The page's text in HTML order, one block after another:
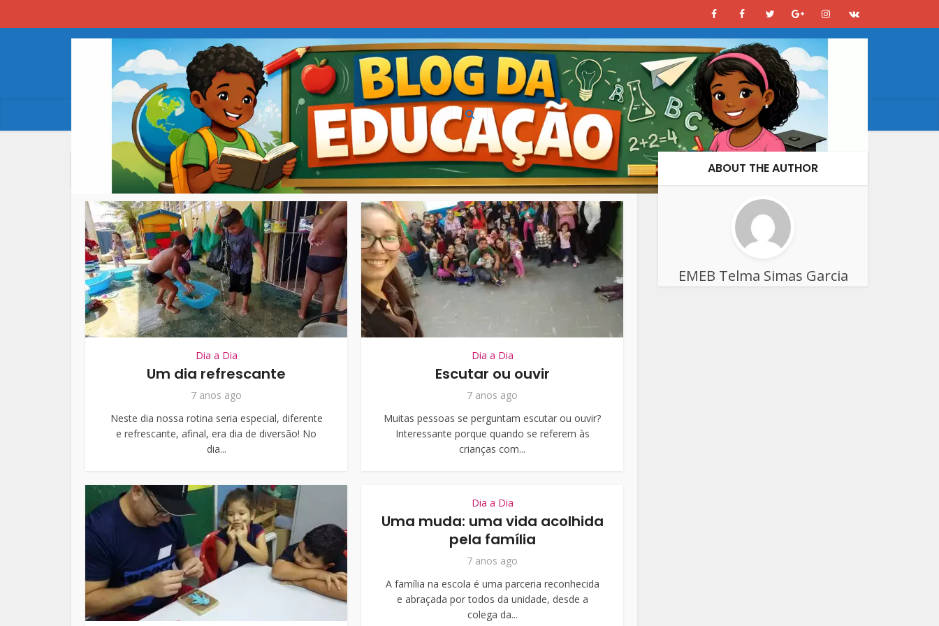
O Blog da Educação de Franco da Rocha
AUTHOR - EMEB TELMA SIMAS GARCIA
Dia a Dia
Um dia refrescante
7 anos ago
Neste dia nossa rotina seria especial, diferente
e refrescante, afinal, era dia de diversão! No
dia...
Dia a Dia
Escutar ou ouvir
7 anos ago
Muitas pessoas se perguntam escutar ou ouvir?
Interessante porque quando se referem às
crianças com...
Dia a Dia
Uma muda: uma vida acolhida
pela família
7 anos ago
A família na escola é uma parceria reconhecida
e abraçada por todos da unidade, desde a
colega da...
ABOUT THE AUTHOR
EMEB Telma Simas Garcia